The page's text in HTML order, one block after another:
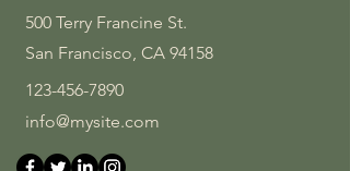
500 Terry Francine St.
San Francisco, CA 94158
123-456-7890
info@mysite.com